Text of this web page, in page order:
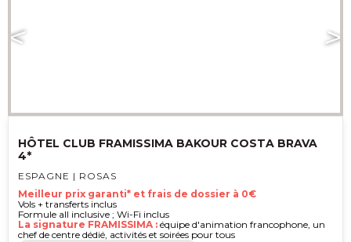
HÔTEL CLUB FRAMISSIMA BAKOUR COSTA BRAVA
4*
ESPAGNE | ROSAS
Meilleur prix garanti* et frais de dossier à 0€
Vols + transferts inclus
Formule all inclusive ; Wi-Fi inclus
La signature FRAMISSIMA : équipe d'animation francophone, un
chef de centre dédié, activités et soirées pour tous